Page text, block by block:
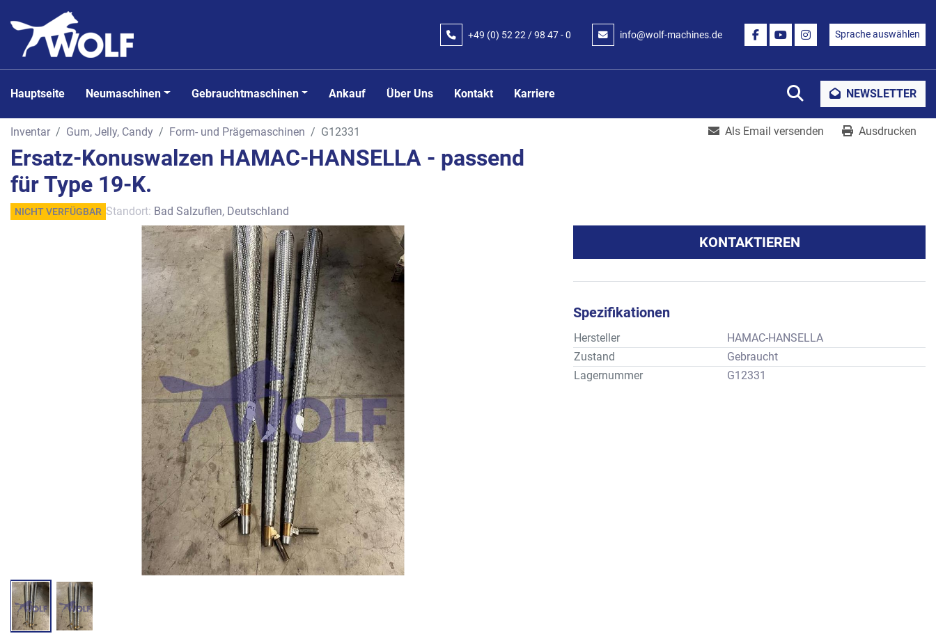
+49 (0) 52 22 / 98 47 - 0 info@wolf-machines.de
FACEBOOK
YOUTUBEINSTAGRAM
Sprache auswählen
Hauptseite Neumaschinen Gebrauchtmaschinen Ankauf Über Uns Kontakt Karriere SucheNEWSLETTER
Inventar Gum, Jelly, Candy Form- und Prägemaschinen G12331 Als Email versenden Ausdrucken
Ersatz-Konuswalzen HAMAC-HANSELLA - passend
für Type 19-K.
NICHT VERFÜGBAR Standort: Bad Salzuflen, Deutschland
KONTAKTIEREN
Spezifikationen
Hersteller
HAMAC-HANSELLA
Zustand
Gebraucht
Lagernummer
G12331